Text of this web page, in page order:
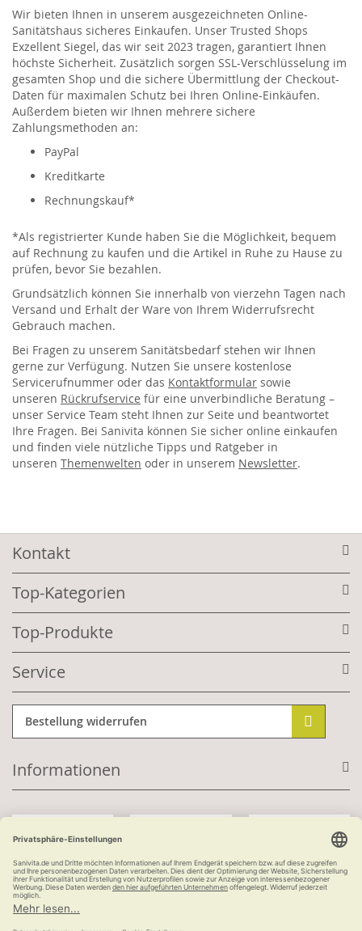
Wir bieten Ihnen in unserem ausgezeichneten Online-
Sanitätshaus sicheres Einkaufen. Unser Trusted Shops
Exzellent Siegel, das wir seit 2023 tragen, garantiert Ihnen
höchste Sicherheit. Zusätzlich sorgen SSL-Verschlüsselung im
gesamten Shop und die sichere Übermittlung der Checkout-
Daten für maximalen Schutz bei Ihren Online-Einkäufen.
Außerdem bieten wir Ihnen mehrere sichere
Zahlungsmethoden an:
PayPal
Kreditkarte
Rechnungskauf*
*Als registrierter Kunde haben Sie die Möglichkeit, bequem
auf Rechnung zu kaufen und die Artikel in Ruhe zu Hause zu
prüfen, bevor Sie bezahlen.
Grundsätzlich können Sie innerhalb von vierzehn Tagen nach
Versand und Erhalt der Ware von Ihrem Widerrufsrecht
Gebrauch machen.
Bei Fragen zu unserem Sanitätsbedarf stehen wir Ihnen
gerne zur Verfügung. Nutzen Sie unsere kostenlose
Servicerufnummer oder das Kontaktformular sowie
unseren Rückrufservice für eine unverbindliche Beratung –
unser Service Team steht Ihnen zur Seite und beantwortet
Ihre Fragen. Bei Sanivita können Sie sicher online einkaufen
und finden viele nützliche Tipps und Ratgeber in
unseren Themenwelten oder in unserem Newsletter.
Kontakt
Top-Kategorien
Top-Produkte
Service
Bestellung widerrufen
Informationen
Kauf auf Rechnung